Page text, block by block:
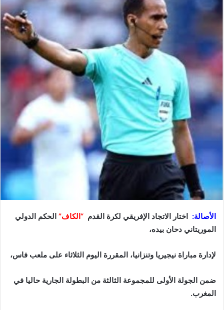
الأصالة: اختار الاتجاد الإفريقي لكرة القدم “الكاف” الحكم الدولي
الموريتاني دحان بيده،
لإدارة مباراة نيجيريا وتنزانيا، المقررة اليوم الثلاثاء على ملعب فاس،
ضمن الجولة الأولى للمجموعة الثالثة من البطولة الجارية حاليا في
المغرب.